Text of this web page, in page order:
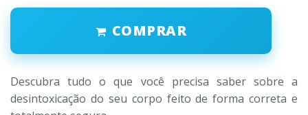
R$57,00
original
era:
R$497,00.
atual
é:
R$97,00.
COMPRAR
Descubra tudo o que você precisa saber sobre a
desintoxicação do seu corpo feito de forma correta e